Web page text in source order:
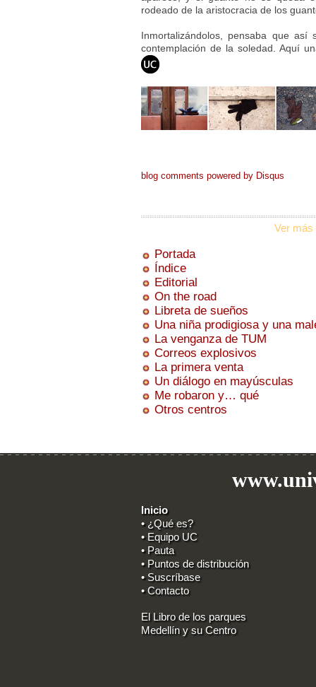
rodeado de la aristocracia de los
Inmortalizándolos, pensaba que
contemplación de la soledad. Aquí
blog comments powered by Disqus
Ver más
Portada
Índice
Editorial
On the road
Libreta de sueños
Una niña prodigiosa y una
La venganza de TUM
Correos explosivos
La primera venta
Un diálogo en mayúsculas
Me robaron y… qué
Otros centros
Inicio
• ¿Qué es?
• Equipo UC
• Pauta
• Puntos de distribución
• Suscríbase
• Contacto
El Libro de los parques
Medellín y su Centro